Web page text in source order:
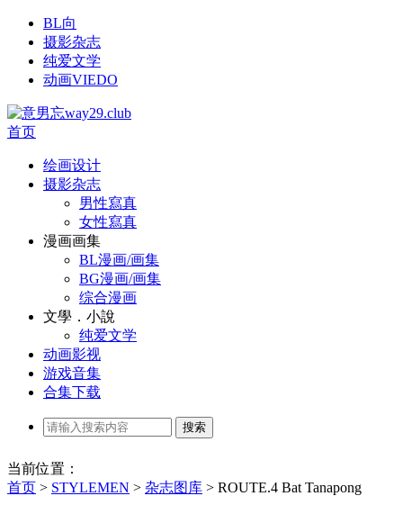
BL向
摄影杂志
纯爱文学
动画VIEDO
首页
绘画设计
摄影杂志
男性寫真
女性寫真
漫画画集
BL漫画/画集
BG漫画/画集
综合漫画
文學．小說
纯爱文学
动画影视
游戏音集
合集下载
当前位置：
首页 > STYLEMEN > 杂志图库 > ROUTE.4 Bat Tanapong